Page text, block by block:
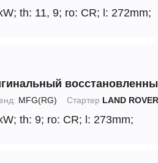
th: 11, 9; ro: CR; l: 272mm;
MFG(RG) Стартер LAND ROVER
th: 9; ro: CR; l: 273mm;